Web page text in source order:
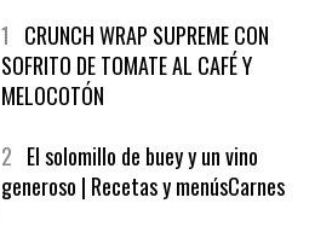
1 CRUNCH WRAP SUPREME CON
SOFRITO DE TOMATE AL CAFÉ Y
MELOCOTÓN
2 El solomillo de buey y un vino
generoso | Recetas y menúsCarnes